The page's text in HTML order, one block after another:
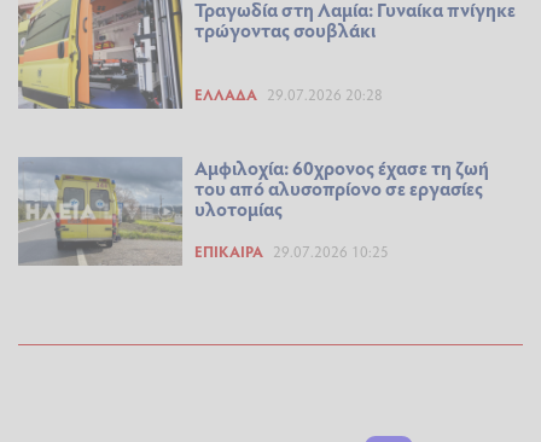
Τραγωδία στη Λαμία: Γυναίκα πνίγηκε
τρώγοντας σουβλάκι
ΕΛΛΆΔΑ 29.07.2026 20:28
Αμφιλοχία: 60χρονος έχασε τη ζωή
του από αλυσοπρίονο σε εργασίες
υλοτομίας
ΕΠΊΚΑΙΡΑ 29.07.2026 10:25